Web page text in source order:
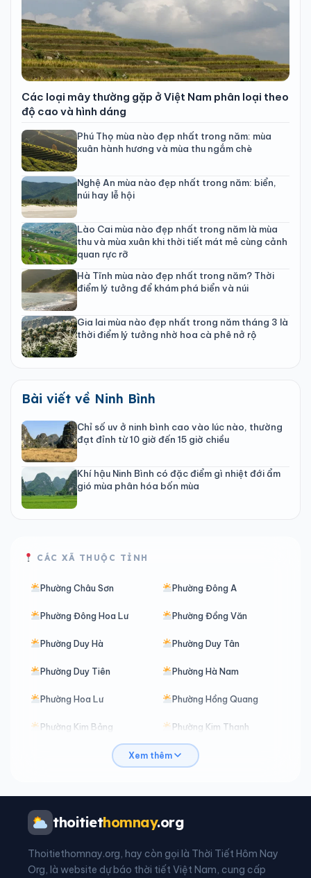
Các loại mây thường gặp ở Việt Nam phân loại theo
độ cao và hình dáng
Phú Thọ mùa nào đẹp nhất trong năm: mùa
xuân hành hương và mùa thu ngắm chè
Nghệ An mùa nào đẹp nhất trong năm: biển,
núi hay lễ hội
Lào Cai mùa nào đẹp nhất trong năm là mùa
thu và mùa xuân khi thời tiết mát mẻ cùng cảnh
quan rực rỡ
Hà Tĩnh mùa nào đẹp nhất trong năm? Thời
điểm lý tưởng để khám phá biển và núi
Gia lai mùa nào đẹp nhất trong năm tháng 3 là
thời điểm lý tưởng nhờ hoa cà phê nở rộ
Bài viết về Ninh Bình
Chỉ số uv ở ninh bình cao vào lúc nào, thường
đạt đỉnh từ 10 giờ đến 15 giờ chiều
Khí hậu Ninh Bình có đặc điểm gì nhiệt đới ẩm
gió mùa phân hóa bốn mùa
CÁC XÃ THUỘC TỈNH
Phường Châu Sơn Phường Đông A
Phường Đông Hoa Lư Phường Đồng Văn
Phường Duy Hà Phường Duy Tân
Phường Duy Tiên Phường Hà Nam
Phường Hoa Lư Phường Hồng Quang
Phường Kim Bảng Phường Kim Thanh
Phường Liêm Tuyền
Phường Nam Định
Phường Nguyễn Uý
Phường Phù Vân Phường Tam Chúc
Xem thêm
thoitiethomnay.org
Thoitiethomnay.org, hay còn gọi là Thời Tiết Hôm Nay
Org, là website dự báo thời tiết Việt Nam, cung cấp